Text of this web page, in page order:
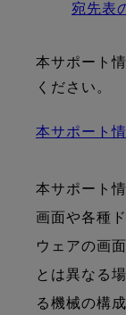
宛先表
本サポート
ください。
本サポート
本サポート
画面や各種
ウェアの画
とは異なる
る機械の構